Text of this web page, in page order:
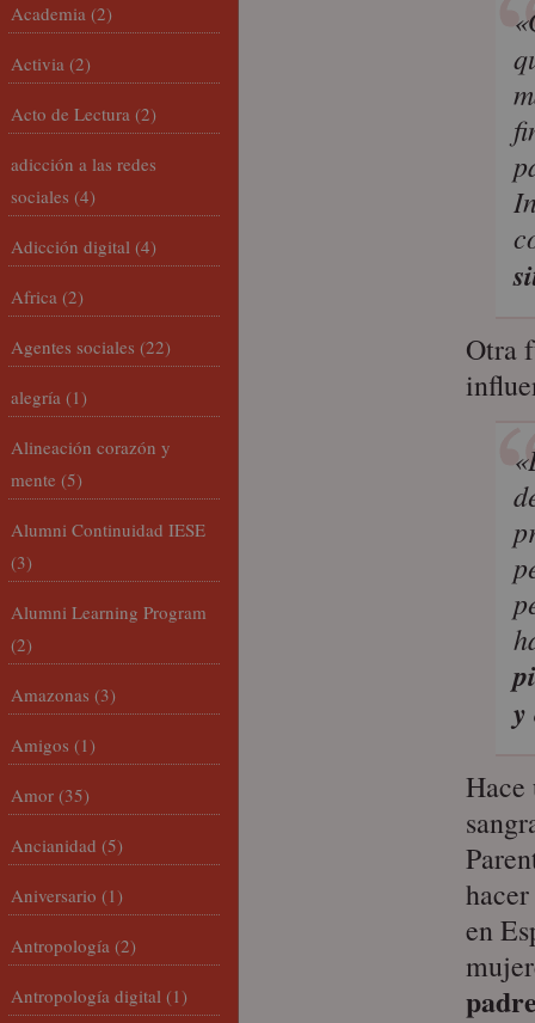
Otra
«
y
Hace
en
Academia (2)
Activia (2)
Acto de Lectura (2)
adicción a las redes
sociales (4)
Adicción digital (4)
Africa (2)
Agentes sociales (22)
alegría (1)
Alineación corazón y
mente (5)
Alumni Continuidad IESE
(3)
Alumni Learning Program
(2)
Amazonas (3)
Amigos (1)
Amor (35)
Ancianidad (5)
Aniversario (1)
Antropología (2)
Antropología digital (1)